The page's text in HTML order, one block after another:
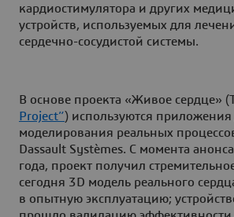
кардиостимулятора и других
устройств, используемых для
сердечно-сосудистой системы.
В основе проекта «Живое сердце»
Project”) используются приложения
моделирования реальных
Dassault Systèmes. С момента
года, проект получил
сегодня 3D модель реального
в опытную эксплуатацию;